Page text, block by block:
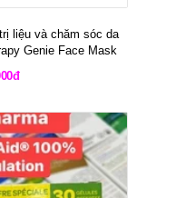
liệu và chăm sóc da
Genie Face Mask